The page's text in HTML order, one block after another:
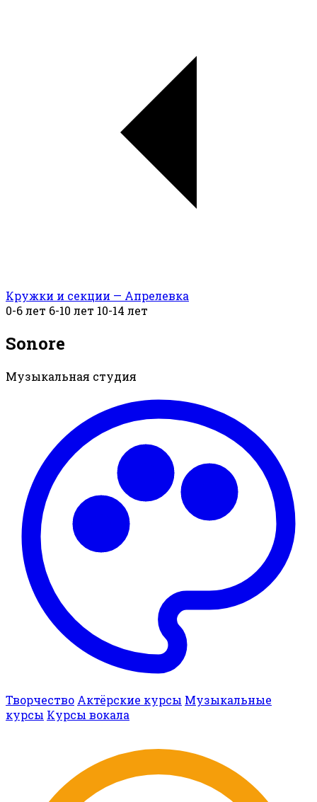
Кружки и секции — Апрелевка
0-6 лет 6-10 лет 10-14 лет
Sonore
Музыкальная студия
Творчество Актёрские курсы Музыкальные
курсы Курсы вокала